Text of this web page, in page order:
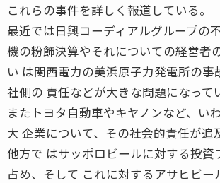
これらの事件を詳しく報道している。
最近では日興コーディアルグループの
機の粉飾決算やそれについての経営者
い は関西電力の美浜原子力発電所の事
社側の 責任などが大きな問題になって
またトヨタ自動車やキヤノンなど、い
大 企業について、その社会的責任が追
他方で はサッポロビールに対する投資
占め、そして これに対するアサヒビー